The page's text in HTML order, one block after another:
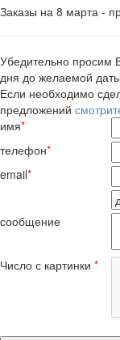
Заказы на 8 марта -
Убедительно просим
дня до желаемой
Если необходимо
предложений
имя*
телефон*
email*
сообщение
Число с картинки *